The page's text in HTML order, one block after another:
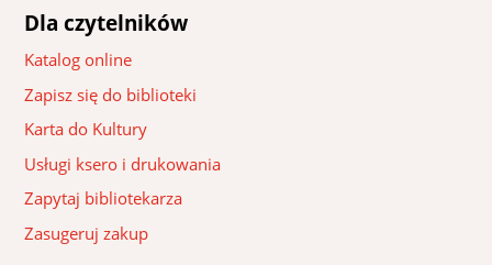
Dla czytelników
Katalog online
Zapisz się do biblioteki
Karta do Kultury
Usługi ksero i drukowania
Zapytaj bibliotekarza
Zasugeruj zakup